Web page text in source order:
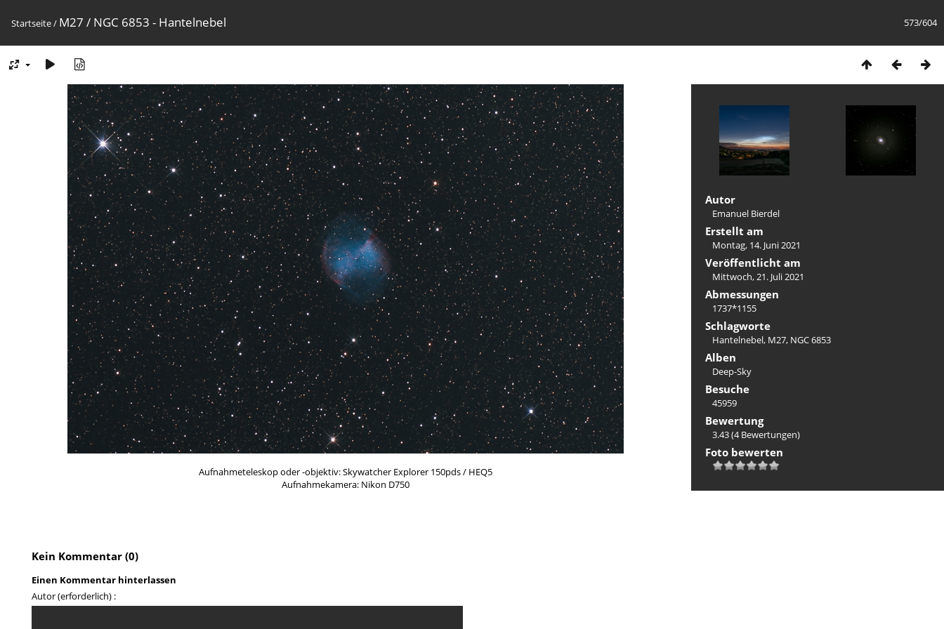
573/604
Startseite/ M27 / NGC 6853 - Hantelnebel
Aufnahmeteleskop oder -objektiv: Skywatcher Explorer 150pds / HEQ5
Aufnahmekamera: Nikon D750
Autor
Emanuel Bierdel
Erstellt am
Montag, 14. Juni 2021
Veröffentlicht am
Mittwoch, 21. Juli 2021
Abmessungen
1737*1155
Schlagworte
Hantelnebel, M27, NGC 6853
Alben
Deep-Sky
Besuche
45959
Bewertung
3.43(4 Bewertungen)
Foto bewerten
Kein Kommentar (0)
Einen Kommentar hinterlassen
Autor (erforderlich) :